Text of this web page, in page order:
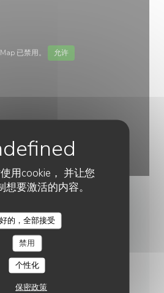
用cookie， 并让您
想要激活的内容。
好的，全部接受
禁用
个性化
保密政策
已禁用。 允许
RESTAURANT & BAR